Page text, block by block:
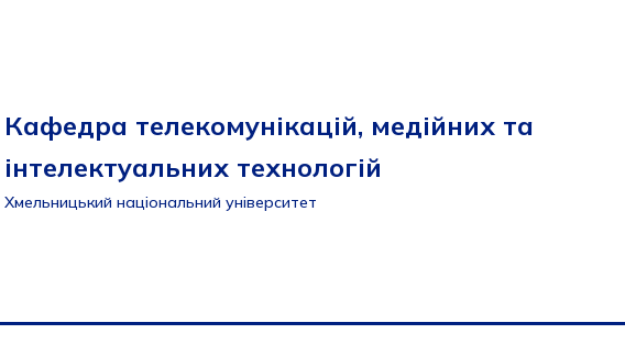
Кафедра телекомунікацій, медійних та
інтелектуальних технологій
Хмельницький національний університет